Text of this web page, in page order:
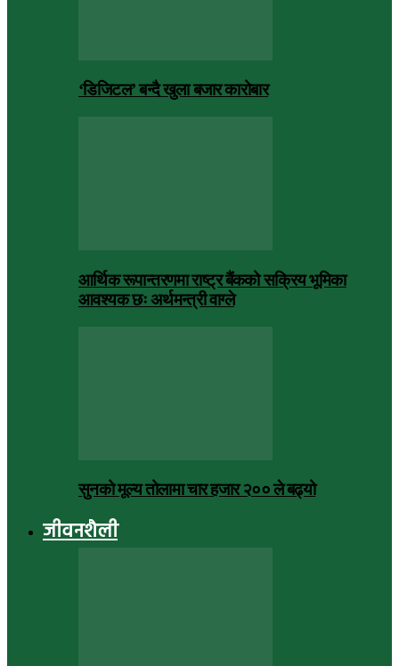
‘डिजिटल’ बन्दै खुला बजार कारोबार
आर्थिक रूपान्तरणमा राष्ट्र बैंकको सक्रिय भूमिका
आवश्यक छः अर्थमन्त्री वाग्ले
सुनको मूल्य तोलामा चार हजार २०० ले बढ्यो
जीवनशैली